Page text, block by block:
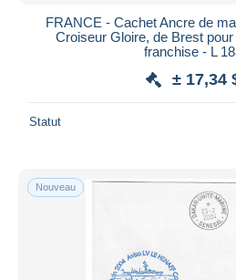
FRANCE - Cachet Ancre de
Croiseur Gloire, de Brest
franchise - L
± 17,34
Statut
Nouveau